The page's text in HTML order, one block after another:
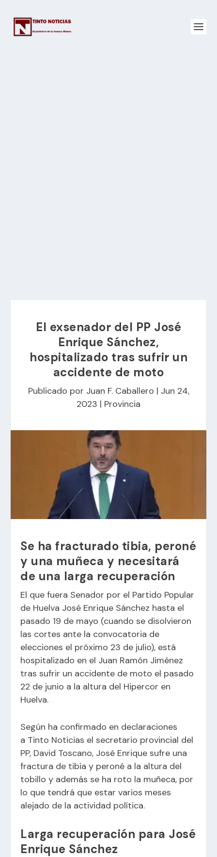
El exsenador del PP José
Enrique Sánchez,
hospitalizado tras sufrir un
accidente de moto
Publicado por Juan F. Caballero | Jun 24,
2023 | Provincia
Se ha fracturado tibia, peroné
y una muñeca y necesitará
de una larga recuperación
El que fuera Senador por el Partido Popular
de Huelva José Enrique Sánchez hasta el
pasado 19 de mayo (cuando se disolvieron
las cortes ante la convocatoria de
elecciones el próximo 23 de julio), está
hospitalizado en el Juan Ramón Jiménez
tras sufrir un accidente de moto el pasado
22 de junio a la altura del Hipercor en
Huelva.
Según ha confirmado en declaraciones
a Tinto Noticias el secretario provincial del
PP, David Toscano, José Enrique sufre una
fractura de tibia y peroné a la altura del
tobillo y además se ha roto la muñeca, por
lo que tendrá que estar varios meses
alejado de la actividad política.
Larga recuperación para José
Enrique Sánchez